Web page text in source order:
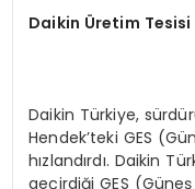
Daikin Üretim
Daikin Türkiye,
Hendek’teki GES
hızlandırdı. Daikin
geçirdiği GES